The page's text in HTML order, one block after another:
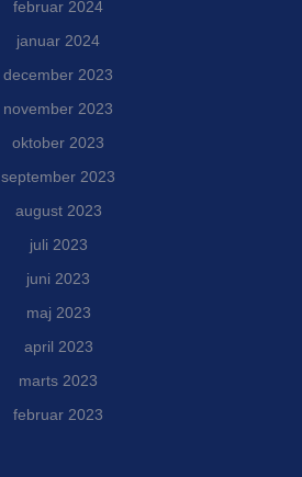
februar 2024
januar 2024
december 2023
november 2023
oktober 2023
september 2023
august 2023
juli 2023
juni 2023
maj 2023
april 2023
marts 2023
februar 2023